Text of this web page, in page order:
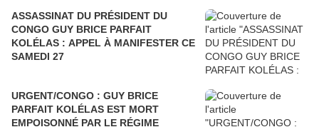
ASSASSINAT DU PRÉSIDENT DU
CONGO GUY BRICE PARFAIT
KOLÉLAS : APPEL À MANIFESTER CE
SAMEDI 27
URGENT/CONGO : GUY BRICE
PARFAIT KOLÉLAS EST MORT
EMPOISONNÉ PAR LE RÉGIME